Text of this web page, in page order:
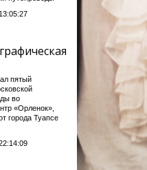
пятый
во
«Орленок»,
города Туапсе